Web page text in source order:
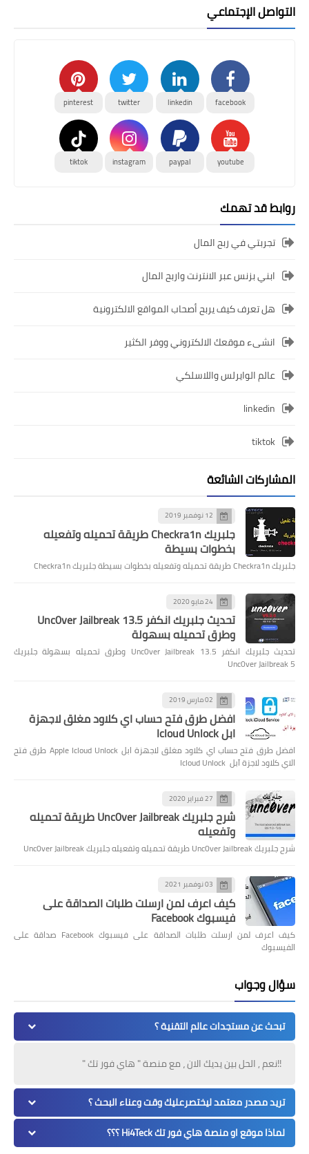
التواصل الإجتماعي
facebook
linkedin
twitter
pinterest
youtube
paypal
instagram
tiktok
روابط قد تهمك
تجربتي في ربح المال
ابني بزنس عبر الانترنت واربح المال
هل تعرف كيف يربح أصحاب المواقع الالكترونية
انشىء موقعك الالكتروني ووفر الكثير
عالم الوايرلس واللاسلكي
linkedin
tiktok
المشاركات الشائعة
12 نوفمبر 2019
جلبريك Checkra1n طريقة تحميله وتفعيله
بخطوات بسيطة
جلبريك Checkra1n طريقة تحميله وتفعيله بخطوات بسيطة جلبريك Checkra1n
24 مايو 2020
تحديث جلبريك انكفر Unc0ver Jailbreak 13.5
وطرق تحميله بسهولة
تحديث جلبريك انكفر Unc0ver Jailbreak 13.5 وطرق تحميله بسهولة جلبريك
Unc0ver Jailbreak 5
02 مارس 2019
افضل طرق فتح حساب اي كلاود مغلق لاجهزة
ابل Icloud Unlock
افضل طرق فتح حساب اي كلاود مغلق لاجهزة ابل Apple Icloud Unlock طرق فتح
الاي كلاود لاجزة آبل Icloud Unlock
27 فبراير 2020
شرح جلبريك Unc0ver Jailbreak طريقة تحميله
وتفعيله
شرح جلبريك Unc0ver Jailbreak طريقة تحميله وتفعيله جلبريك Unc0ver Jailbreak
03 نوفمبر 2021
كيف اعرف لمن ارسلت طلبات الصداقة على
فيسبوك Facebook
كيف اعرف لمن ارسلت طلبات الصداقة على فيسبوك Facebook صداقة على
الفيسبوك
سؤال وجواب
تبحث عن مستجدات عالم التقنية ؟
!!نعم , الحل بين يديك الان ، مع منصة " هاي فور تك "
تريد مصدر معتمد ليختصرعليك وقت وعناء البحث ؟
لماذا موقع او منصة هاي فور تك Hi4Teck ؟؟؟